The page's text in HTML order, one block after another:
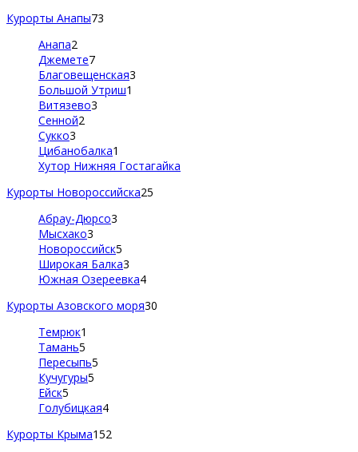
Курорты Анапы73
Анапа2
Джемете7
Благовещенская3
Большой Утриш1
Витязево3
Сенной2
Сукко3
Цибанобалка1
Хутор Нижняя Гостагайка
Курорты Новороссийска25
Абрау-Дюрсо3
Мысхако3
Новороссийск5
Широкая Балка3
Южная Озереевка4
Курорты Азовского моря30
Темрюк1
Тамань5
Пересыпь5
Кучугуры5
Ейск5
Голубицкая4
Курорты Крыма152